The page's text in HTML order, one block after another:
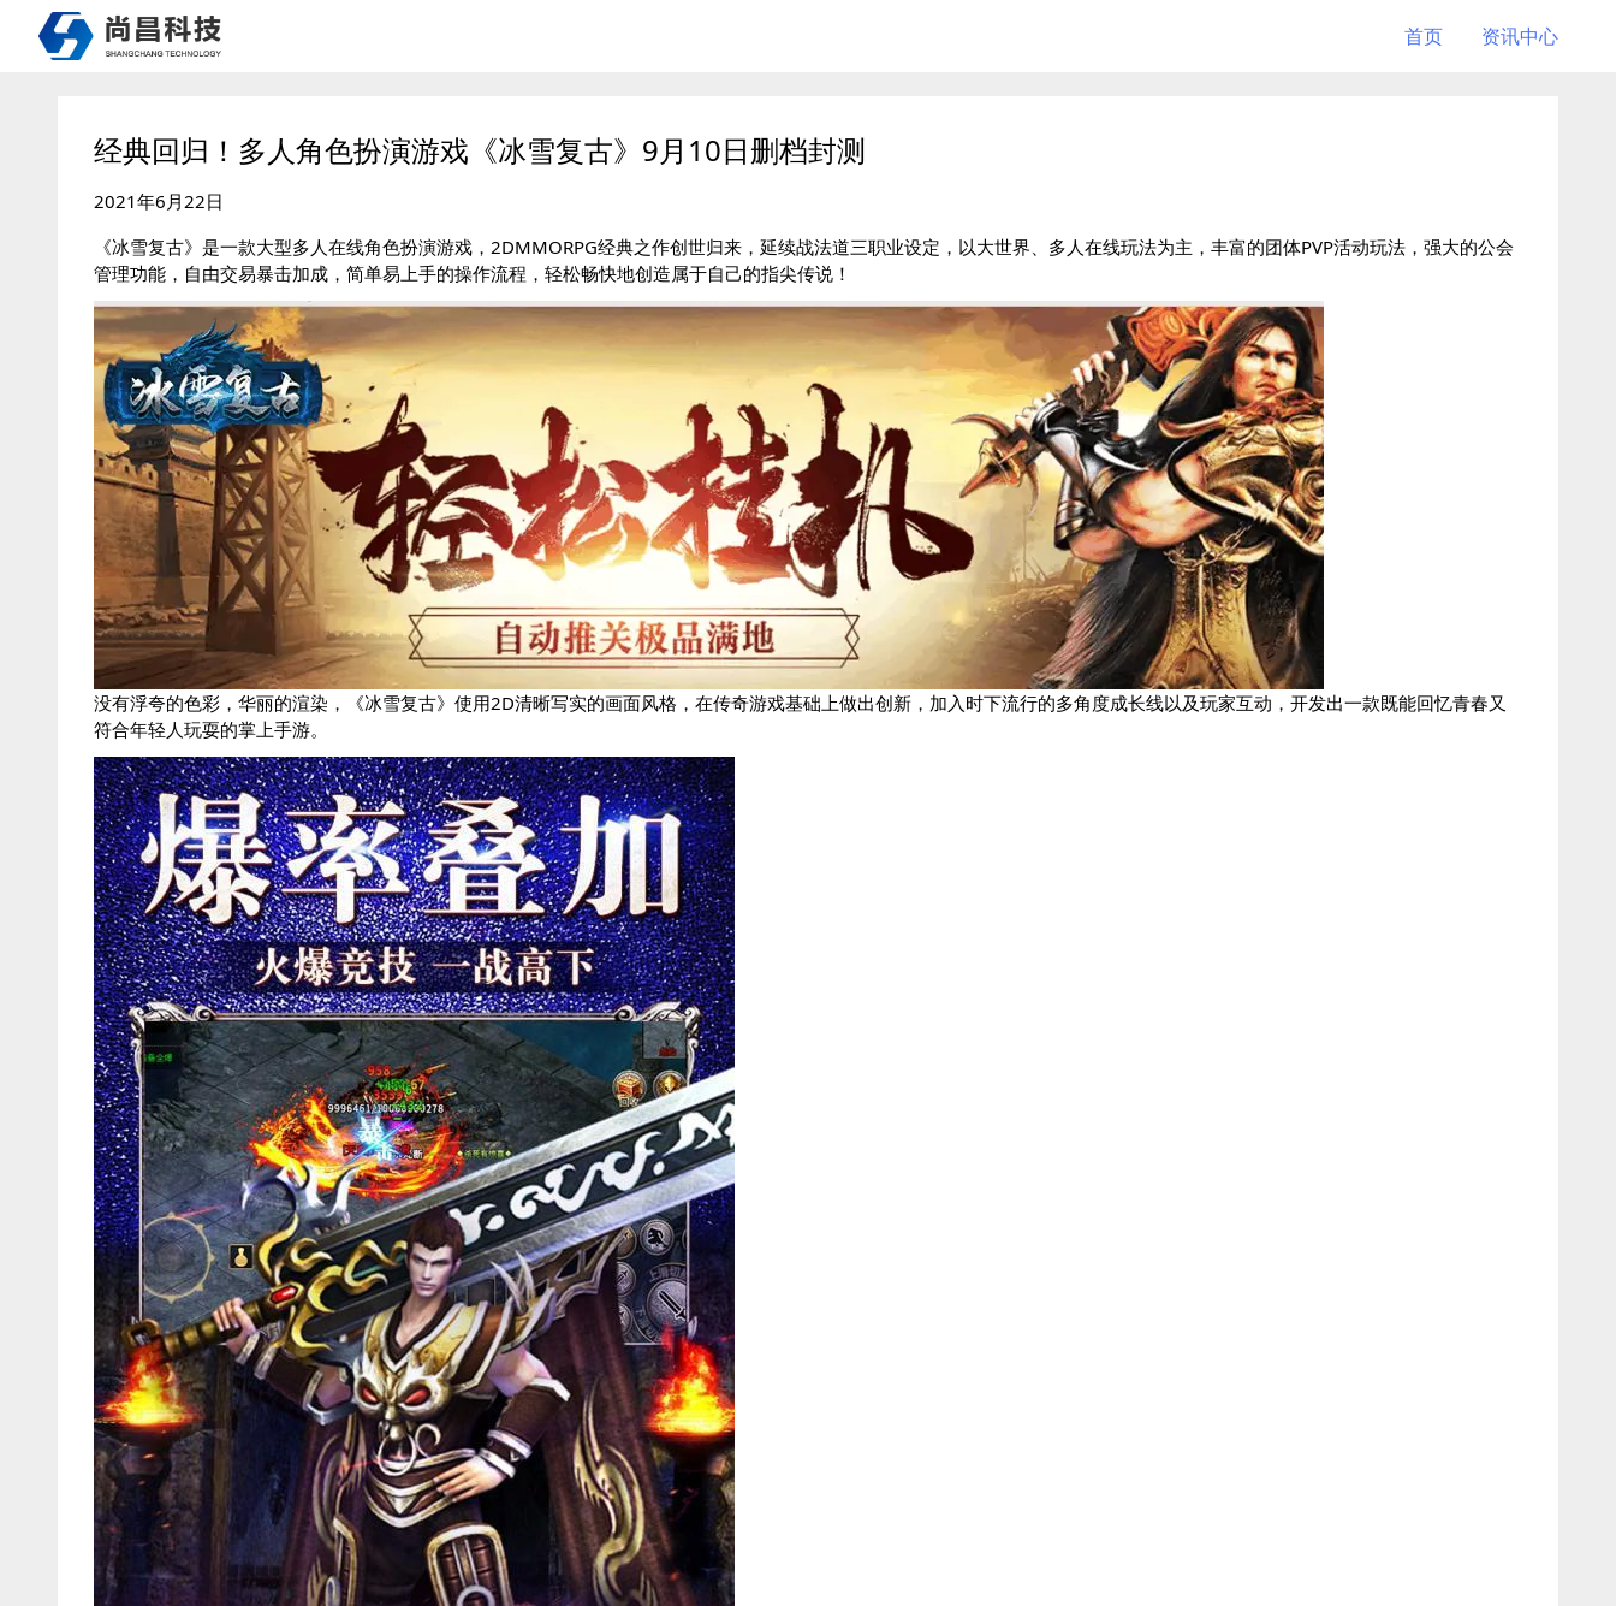
首页 资讯中心
经典回归！多人角色扮演游戏《冰雪复古》9月10日删档封测
2021年6月22日
《冰雪复古》是一款大型多人在线角色扮演游戏，2DMMORPG经典之作创世归来，延续战法道三职业设定，以大世界、多人在线玩法为主，丰富的团体PVP活动玩法，强大的公会
管理功能，自由交易暴击加成，简单易上手的操作流程，轻松畅快地创造属于自己的指尖传说！
没有浮夸的色彩，华丽的渲染，《冰雪复古》使用2D清晰写实的画面风格，在传奇游戏基础上做出创新，加入时下流行的多角度成长线以及玩家互动，开发出一款既能回忆青春又
符合年轻人玩耍的掌上手游。